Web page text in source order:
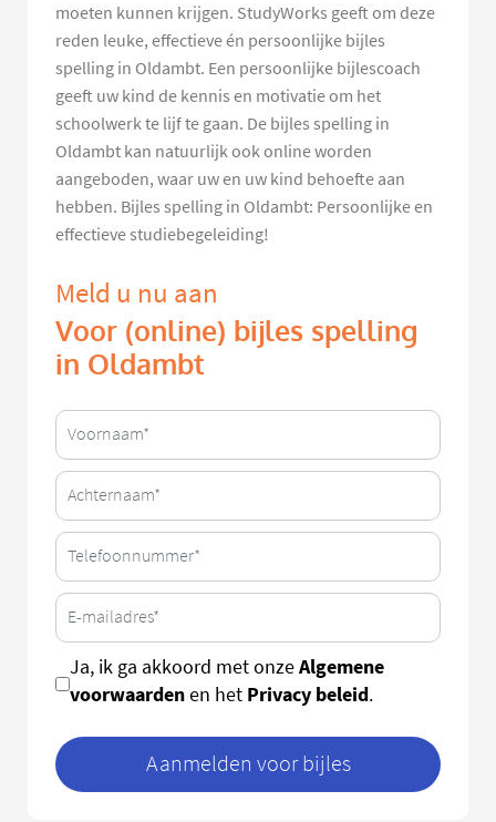
moeten kunnen krijgen. StudyWorks geeft om deze
reden leuke, effectieve én persoonlijke bijles
spelling in Oldambt. Een persoonlijke bijlescoach
geeft uw kind de kennis en motivatie om het
schoolwerk te lijf te gaan. De bijles spelling in
Oldambt kan natuurlijk ook online worden
aangeboden, waar uw en uw kind behoefte aan
hebben. Bijles spelling in Oldambt: Persoonlijke en
effectieve studiebegeleiding!
Meld u nu aan
Voor (online) bijles spelling
in Oldambt
Ja, ik ga akkoord met onzeAlgemene
voorwaardenen het Privacy beleid.
Aanmelden voor bijles